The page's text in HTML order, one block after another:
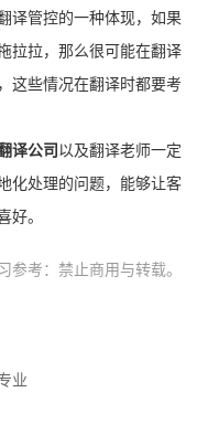
译管控的一种体现，如果
拉拉，那么很可能在翻译
这些情况在翻译时都要考
译公司 以及翻译老师一定
化处理的问题，能够让客
好。
考：禁止商用与转载。
业